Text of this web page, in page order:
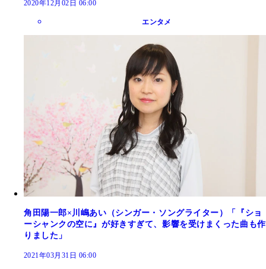
2020年12月02日 06:00
エンタメ
角田陽一郎×川嶋あい（シンガー・ソングライター）「『ショ
ーシャンクの空に』が好きすぎて、影響を受けまくった曲も作
りました」
2021年03月31日 06:00